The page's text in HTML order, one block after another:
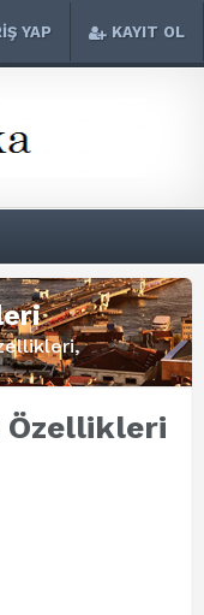
YAP KAYIT OL
Özellikleri